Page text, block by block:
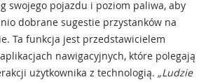
swojego pojazdu i poziom paliwa, aby
dobrane sugestie przystanków na
Ta funkcja jest przedstawicielem
nawigacyjnych, które polegają
użytkownika z technologią. „Ludzie